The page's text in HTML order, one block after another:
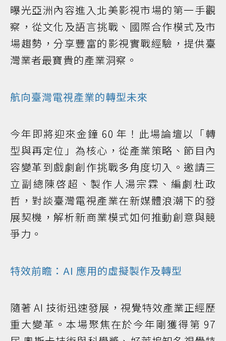
曝光亞洲內容進入北美影視市場的第一手觀
察，從文化及語言挑戰、國際合作模式及市
場趨勢，分享豐富的影視實戰經驗，提供臺
灣業者最寶貴的產業洞察。
航向臺灣電視產業的轉型未來
今年即將迎來金鐘 60 年！此場論壇以「轉
型與再定位」為核心，從產業策略、節目內
容變革到戲劇創作挑戰多角度切入。邀請三
立副總陳啓超、製作人湯宗霖、編劇杜政
哲，對談臺灣電視產業在新媒體浪潮下的發
展契機，解析新商業模式如何推動創意與競
爭力。
特效前瞻：AI 應用的虛擬製作及轉型
隨著 AI 技術迅速發展，視覺特效產業正經歷
重大變革。本場聚焦在於今年剛獲得第 97